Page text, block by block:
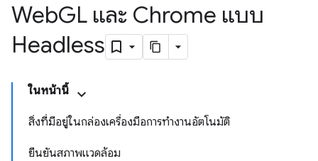
WebGL และ Chrome แบบ
Headless
ในหน้านี้
สิ่งที่มีอยู่ในกล่องเครื่องมือการทำงานอัตโนมัติ
ยืนยันสภาพแวดล้อม